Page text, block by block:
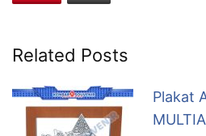
Related Posts
Plakat